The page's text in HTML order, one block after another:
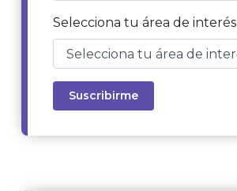
Selecciona tu área de interés